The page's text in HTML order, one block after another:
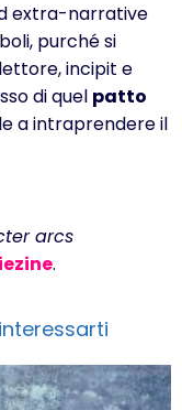
extra-narrative
purché si
incipit e
di quel patto
a intraprendere il
arcs
.